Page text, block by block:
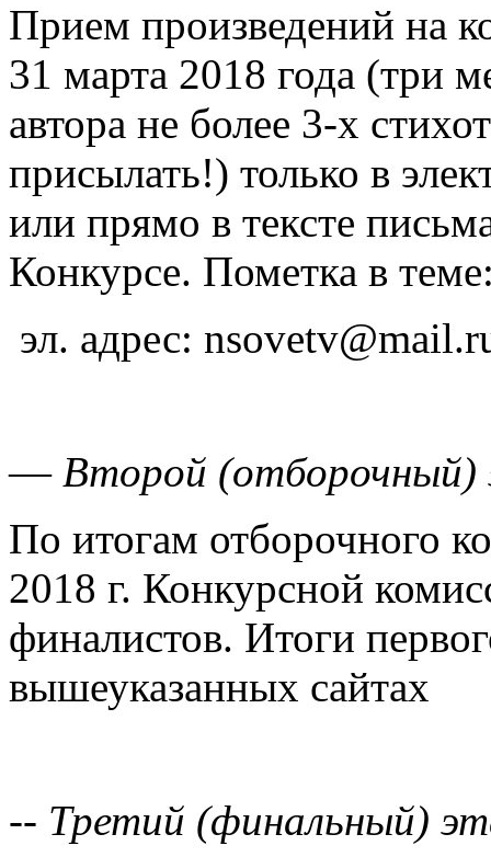
Прием произведений на
31 марта 2018 года (три
автора не более 3-х
присылать!) только в
или прямо в тексте
Конкурсе. Пометка в
эл. адрес:
— Второй (отборочный)
По итогам отборочного
2018 г. Конкурсной
финалистов. Итоги
вышеуказанных сайтах
-- Третий (финальный)